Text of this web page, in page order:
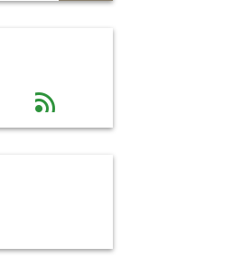
feed